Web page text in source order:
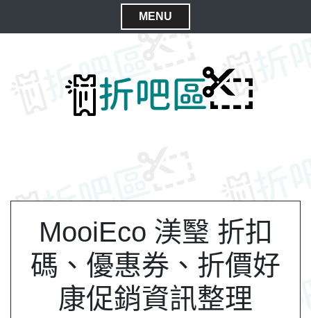
MENU
C
MooiEco 渼瑿 折扣
碼、優惠券、折價好
康促銷資訊整理